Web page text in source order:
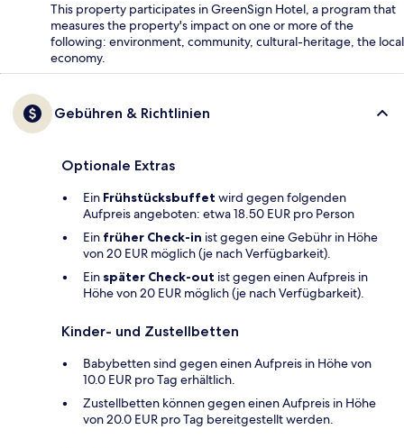
This property participates in GreenSign Hotel, a program that
measures the property's impact on one or more of the
following: environment, community, cultural-heritage, the local
economy.
Gebühren & Richtlinien
Optionale Extras
Ein Frühstücksbuffet wird gegen folgenden
Aufpreis angeboten: etwa 18.50 EUR pro Person
Ein früher Check-in ist gegen eine Gebühr in Höhe
von 20 EUR möglich (je nach Verfügbarkeit).
Ein später Check-out ist gegen einen Aufpreis in
Höhe von 20 EUR möglich (je nach Verfügbarkeit).
Kinder- und Zustellbetten
Babybetten sind gegen einen Aufpreis in Höhe von
10.0 EUR pro Tag erhältlich.
Zustellbetten können gegen einen Aufpreis in Höhe
von 20.0 EUR pro Tag bereitgestellt werden.